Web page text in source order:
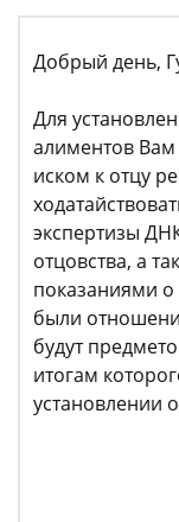
Добрый день,
Для
алиментов Вам
иском к отцу
экспертизы
отцовства, а
показаниями о
были
будут
итогам
установлении